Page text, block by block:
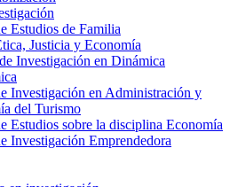
Estudios de Familia
Justicia y Economía
Investigación en Dinámica
Investigación en Administración y
del Turismo
Estudios sobre la disciplina Economía
Investigación Emprendedora